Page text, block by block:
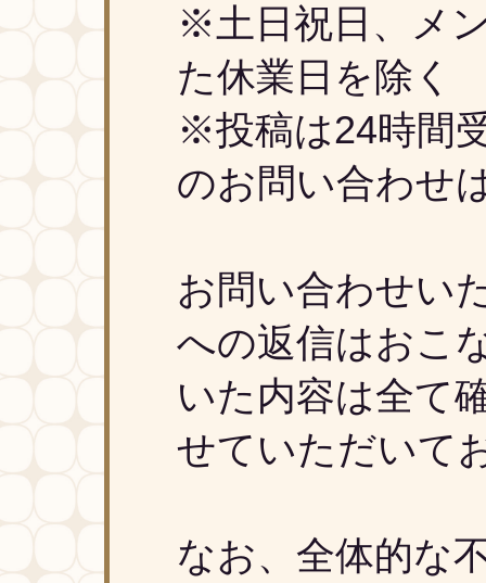
※土日祝日、メ
た休業日を除く
※投稿は24時間
のお問い合わせ
お問い合わせい
への返信はおこ
いた内容は全て
せていただいて
なお、全体的な